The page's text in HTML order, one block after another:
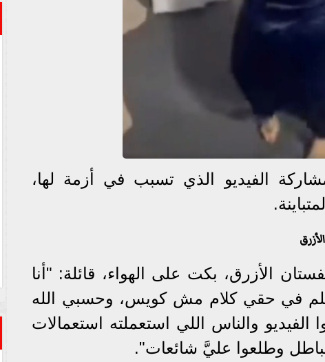
الفيديو الذي تسبب في أزمة لها،
الأزرق، بكت على الهواء، قائلة: "أنا
في حقي كلام مش كويس، وحسبي الله
الفيديو والناس اللي استعملته استعمالات
وطلعوا عليَّ شائعات".